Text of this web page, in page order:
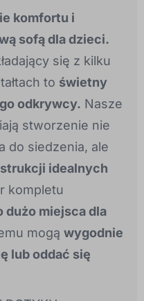
komfortu i
sofą dla dzieci.
się z kilku
to świetny
odkrywcy. Nasze
stworzenie nie
do siedzenia, ale
idealnych
kompletu
dużo miejsca dla
mogą wygodnie
lub oddać się